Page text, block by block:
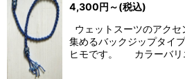
4,300円 ～(税込)
ウェットスーツのアク
集めるバックジップタイ
ヒモです。 カラーバリ